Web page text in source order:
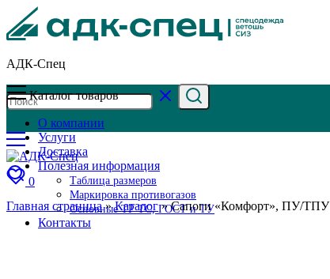
АДК-Спец
0
Каталог товаров
О компании
Услуги
Доставка
Полезная информация
Таблица размеров
Маркировка противогазов
Основные ТР ТС, ГОСТ и ТУ
Контакты
Главная страница»Каталог»Сапоги «Комфорт», ПУ/ТПУ